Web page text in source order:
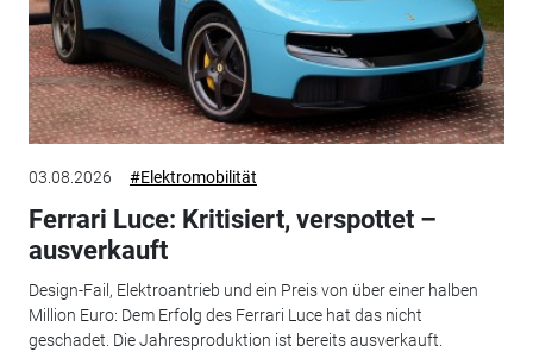
03.08.2026 #Elektromobilität
Ferrari Luce: Kritisiert, verspottet –
ausverkauft
Design-Fail, Elektroantrieb und ein Preis von über einer halben
Million Euro: Dem Erfolg des Ferrari Luce hat das nicht
geschadet. Die Jahresproduktion ist bereits ausverkauft.